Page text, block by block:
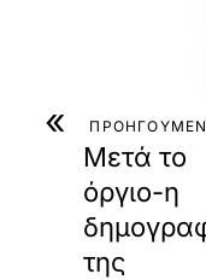
«
Μετά το
όργιο-η
της